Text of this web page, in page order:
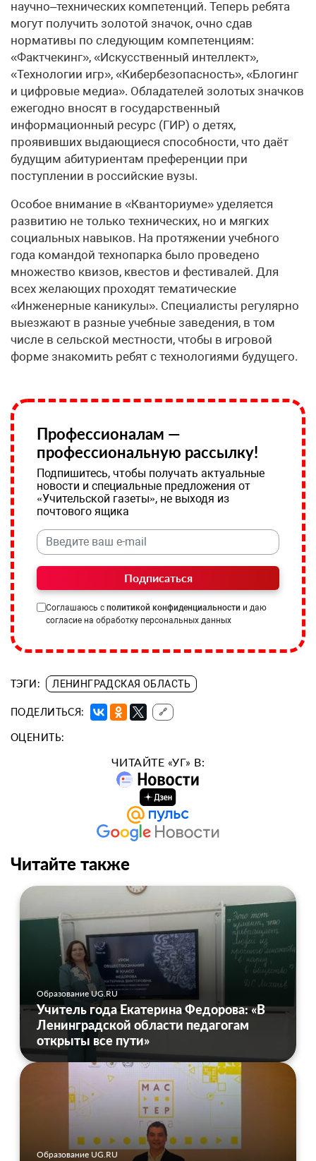
научно–технических компетенций. Теперь ребята
могут получить золотой значок, очно сдав
нормативы по следующим компетенциям:
«Фактчекинг», «Искусственный интеллект»,
«Технологии игр», «Кибербезопасность», «Блогинг
и цифровые медиа». Обладателей золотых значков
ежегодно вносят в государственный
информационный ресурс (ГИР) о детях,
проявивших выдающиеся способности, что даёт
будущим абитуриентам преференции при
поступлении в российские вузы.
Особое внимание в «Кванториуме» уделяется
развитию не только технических, но и мягких
социальных навыков. На протяжении учебного
года командой технопарка было проведено
множество квизов, квестов и фестивалей. Для
всех желающих проходят тематические
«Инженерные каникулы». Специалисты регулярно
выезжают в разные учебные заведения, в том
числе в сельской местности, чтобы в игровой
форме знакомить ребят с технологиями будущего.
Профессионалам —
профессиональную рассылку!
Подпишитесь, чтобы получать актуальные
новости и специальные предложения от
«Учительской газеты», не выходя из
почтового ящика
Подписаться
Соглашаюсь с политикой конфиденциальности и даю
согласие на обработку персональных данных
ТЭГИ: ЛЕНИНГРАДСКАЯ ОБЛАСТЬ
ПОДЕЛИТЬСЯ: 🔗
ОЦЕНИТЬ:
ЧИТАЙТЕ «УГ» В:
Читайте также
Образование UG.RU
Учитель года Екатерина Федорова: «В
Ленинградской области педагогам
открыты все пути»
Образование UG.RU